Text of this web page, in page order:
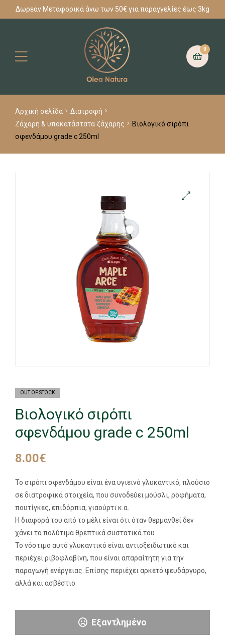
Δωρεάν Μεταφορικά άνω των 50€ για παραγγελίες έως 3kg
0
Αρχική σελίδα
Διατροφή
Ζάχαρη & υποκατάστατα ζάχαρης
Βιολογικό σιρόπι
σφενδάμου grade c 250ml
OUT OF STOCK
Βιολογικό σιρόπι
σφενδάμου grade c 250ml
8.00€
Το σιρόπι σφενδάμου είναι ένα υγιεινό γλυκαντικό, πλούσιο
σε διατροφικά στοιχεία, που συνοδεύει μούσλι, ροφήματα,
πουτίγκες, επιδόρπια, γιαούρτι κ.α.
Η διαφορά του από το μέλι είναι ότι όταν θερμανθεί δεν
χάνει τα πολύτιμα θρεπτικά συστατικά του.
Το νόστιμο αυτό γλυκαντικό είναι αντιοξειδωτικό και
περιέχει ριβοφλαβίνη, που είναι απαραίτητη για την
παραγωγή ενέργειας. Επίσης περιέχει αρκετό ψευδάργυρο,
αλλά και ασβέστιο.
Εξαντλημένο